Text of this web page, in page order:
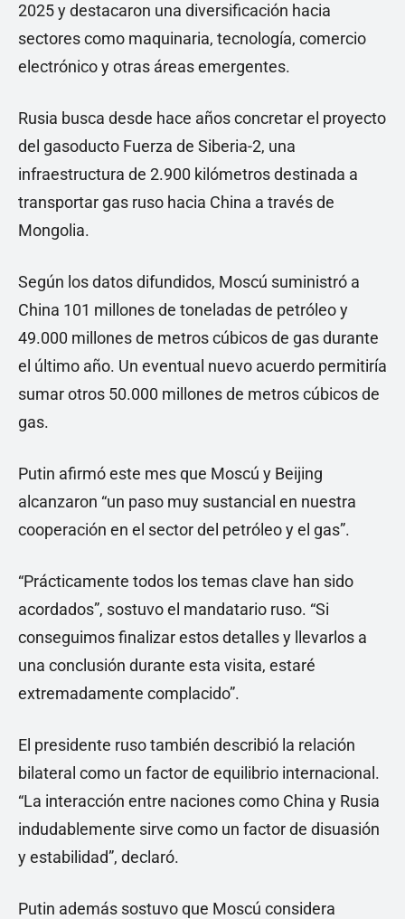
2025 y destacaron una diversificación hacia
sectores como maquinaria, tecnología, comercio
electrónico y otras áreas emergentes.
Rusia busca desde hace años concretar el proyecto
del gasoducto Fuerza de Siberia-2, una
infraestructura de 2.900 kilómetros destinada a
transportar gas ruso hacia China a través de
Mongolia.
Según los datos difundidos, Moscú suministró a
China 101 millones de toneladas de petróleo y
49.000 millones de metros cúbicos de gas durante
el último año. Un eventual nuevo acuerdo permitiría
sumar otros 50.000 millones de metros cúbicos de
gas.
Putin afirmó este mes que Moscú y Beijing
alcanzaron “un paso muy sustancial en nuestra
cooperación en el sector del petróleo y el gas”.
“Prácticamente todos los temas clave han sido
acordados”, sostuvo el mandatario ruso. “Si
conseguimos finalizar estos detalles y llevarlos a
una conclusión durante esta visita, estaré
extremadamente complacido”.
El presidente ruso también describió la relación
bilateral como un factor de equilibrio internacional.
“La interacción entre naciones como China y Rusia
indudablemente sirve como un factor de disuasión
y estabilidad”, declaró.
Putin además sostuvo que Moscú considera